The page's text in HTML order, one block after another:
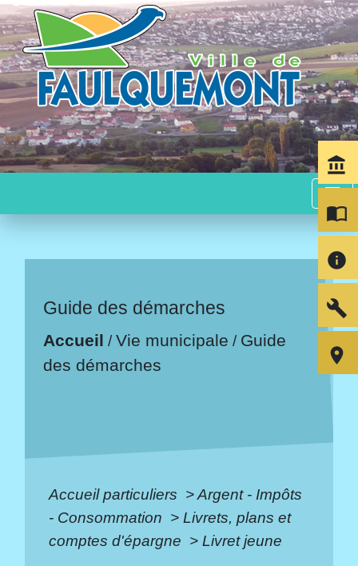
menu
Guide des démarches
Accueil /Vie municipale / Guide
des démarches
Accueil particuliers >Argent - Impôts
- Consommation > Livrets, plans et
comptes d'épargne > Livret jeune
account_balance
import_contacts
info
build
room